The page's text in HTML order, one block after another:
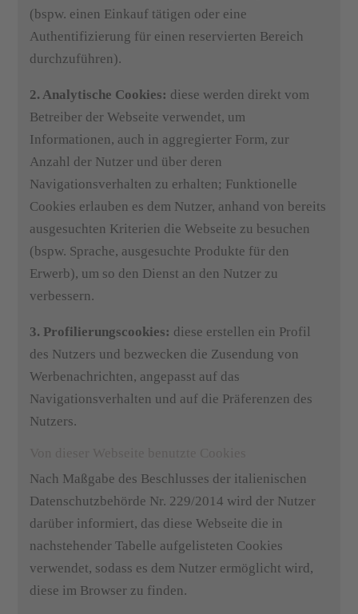
(bspw. einen Einkauf tätigen oder eine
Authentifizierung für einen reservierten Bereich
durchzuführen).
2. Analytische Cookies: diese werden direkt vom
Betreiber der Webseite verwendet, um
Informationen, auch in aggregierter Form, zur
Anzahl der Nutzer und über deren
Navigationsverhalten zu erhalten; Funktionelle
Cookies erlauben es dem Nutzer, anhand von bereits
ausgesuchten Kriterien die Webseite zu besuchen
(bspw. Sprache, ausgesuchte Produkte für den
Erwerb), um so den Dienst an den Nutzer zu
verbessern.
3. Profilierungscookies: diese erstellen ein Profil
des Nutzers und bezwecken die Zusendung von
Werbenachrichten, angepasst auf das
Navigationsverhalten und auf die Präferenzen des
Nutzers.
Nach Maßgabe des Beschlusses der italienischen
Datenschutzbehörde Nr. 229/2014 wird der Nutzer
darüber informiert, das diese Webseite die in
nachstehender Tabelle aufgelisteten Cookies
verwendet, sodass es dem Nutzer ermöglicht wird,
diese im Browser zu finden.